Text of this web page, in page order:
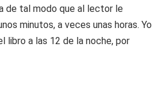
de tal modo que al lector le
minutos, a veces unas horas. Yo
libro a las 12 de la noche, por